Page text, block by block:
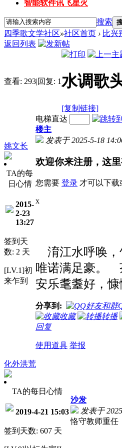
智能软件讯飞星火
搜索
四季歌文学社区»社区首页 › 比兴
返回列表
查看: 293|回复: 1水调歌
[复制链接]
姚文长
TA的每
日心情
2015-
2-23
13:27
签到天
数: 2 天
[LV.1]初
来乍到
电梯直达
楼主
发表于 2025-5-18
欢迎你来注册，这
您需要 登录 才可以下载
x
淯江水呼唤，
唯诺满足豪。
安乐耄耋好，慷
分享到:
收藏
转播
回复
使用道具 举报
化外洪荒
TA的每日心情
2019-4-21 15:03
签到天数: 607 天
沙发
发表于
恪守教师重任